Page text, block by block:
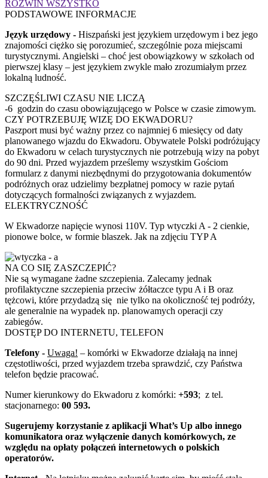
ROZWIŃ WSZYSTKO
PODSTAWOWE INFORMACJE
Język urzędowy - Hiszpański jest językiem urzędowym i bez jego
znajomości ciężko się porozumieć, szczególnie poza miejscami
turystycznymi. Angielski – choć jest obowiązkowy w szkołach od
pierwszej klasy – jest językiem zwykle mało zrozumiałym przez
lokalną ludność.
SZCZĘŚLIWI CZASU NIE LICZĄ
-6 godzin do czasu obowiązującego w Polsce w czasie zimowym.
CZY POTRZEBUJĘ WIZĘ DO EKWADORU?
Paszport musi być ważny przez co najmniej 6 miesięcy od daty
planowanego wjazdu do Ekwadoru. Obywatele Polski podróżujący
do Ekwadoru w celach turystycznych nie potrzebują wizy na pobyt
do 90 dni. Przed wyjazdem prześlemy wszystkim Gościom
formularz z danymi niezbędnymi do przygotowania dokumentów
podróżnych oraz udzielimy bezpłatnej pomocy w razie pytań
dotyczących formalności związanych z wyjazdem.
ELEKTRYCZNOŚĆ
W Ekwadorze napięcie wynosi 110V. Typ wtyczki A - 2 cienkie,
pionowe bolce, w formie blaszek. Jak na zdjęciu TYP A
NA CO SIĘ ZASZCZEPIĆ?
Nie są wymagane żadne szczepienia. Zalecamy jednak
profilaktyczne szczepienia przeciw żółtaczce typu A i B oraz
tężcowi, które przydadzą się nie tylko na okoliczność tej podróży,
ale generalnie na wypadek np. planowamych operacji czy
zabiegów.
DOSTĘP DO INTERNETU, TELEFON
Telefony - Uwaga! – komórki w Ekwadorze działają na innej
częstotliwości, przed wyjazdem trzeba sprawdzić, czy Państwa
telefon będzie pracować.
Numer kierunkowy do Ekwadoru z komórki: +593; z tel.
stacjonarnego: 00 593.
Sugerujemy korzystanie z aplikacji What’s Up albo innego
komunikatora oraz wyłączenie danych komórkowych, ze
względu na opłaty połączeń internetowych o polskich
operatorów.